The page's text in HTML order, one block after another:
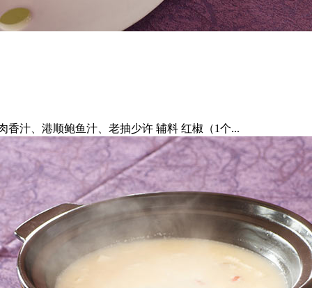
香汁、港顺鲍鱼汁、老抽少许 辅料 红椒（1个...